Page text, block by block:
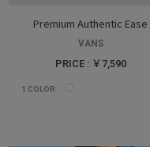
Premium Authentic Ease
VANS
PRICE : ￥7,590
1 COLOR